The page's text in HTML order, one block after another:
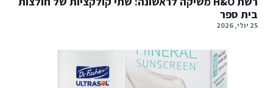
בית ספר
25 יולי, 2026